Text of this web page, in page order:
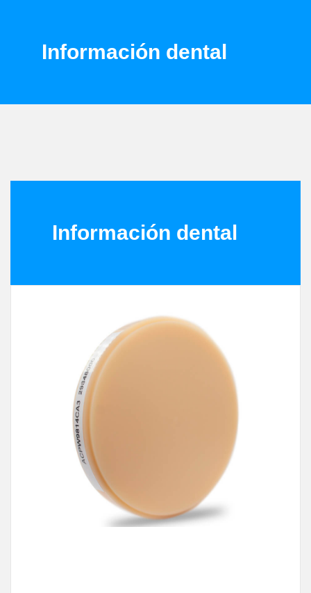
Información dental
Información dental